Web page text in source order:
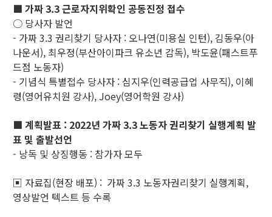
■ 가짜 3.3 근로자지위확인 공동진정 접수
○ 당사자 발언
- 가짜 3.3 권리찾기 당사자 : 오나연(미용실 인턴), 김동우(아
나운서), 최우정(부산아이파크 유소년 감독), 박도윤(패스트푸
드점 노동자)
- 기념식 특별접수 당사자 : 심지우(인력공급업 사무직), 이혜
령(영어유치원 강사), Joey(영어학원 강사)
■ 계획발표 : 2022년 가짜 3.3 노동자 권리찾기 실행계획 발
표 및 출발선언
- 낭독 및 상징행동 : 참가자 모두
▣ 자료집(현장 배포) : 가짜 3.3 노동자권리찾기 실행계획,
영상발언 텍스트 등 수록